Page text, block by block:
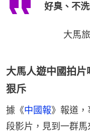
好臭、不洗
大馬
大馬人遊中國拍
狠斥
據《中國報》報道，
段影片，見到一群